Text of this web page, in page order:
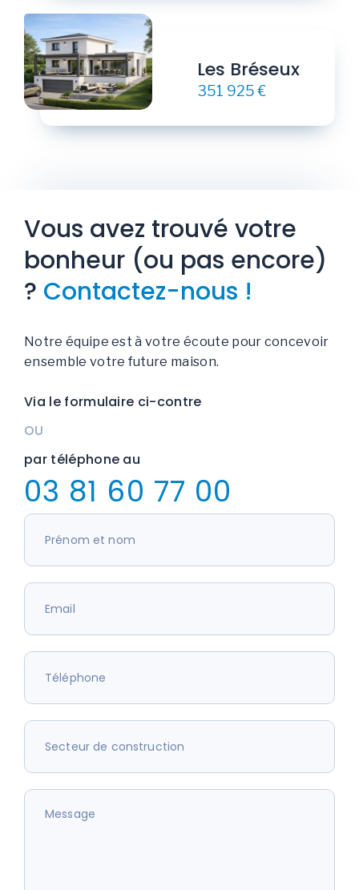
Les Bréseux
351 925 €
Vous avez trouvé votre
bonheur (ou pas encore)
? Contactez-nous !
Notre équipe est à votre écoute pour concevoir
ensemble votre future maison.
Via le formulaire ci-contre
OU
par téléphone au
03 81 60 77 00